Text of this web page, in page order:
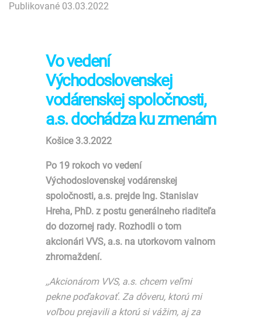
Publikované 03.03.2022
Vo vedení
Východoslovenskej
vodárenskej spoločnosti,
a.s. dochádza ku zmenám
Košice 3.3.2022
Po 19 rokoch vo vedení
Východoslovenskej vodárenskej
spoločnosti, a.s. prejde Ing. Stanislav
Hreha, PhD. z postu generálneho riaditeľa
do dozornej rady. Rozhodli o tom
akcionári VVS, a.s. na utorkovom valnom
zhromaždení.
,,Akcionárom VVS, a.s. chcem veľmi
pekne poďakovať. Za dôveru, ktorú mi
voľbou prejavili a ktorú si vážim, aj za